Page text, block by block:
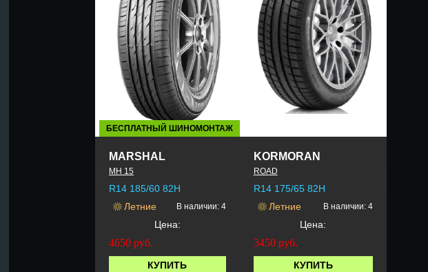
БЕСПЛАТНЫЙ ШИНОМОНТАЖ
MARSHAL
MH 15
R14 185/60 82H
Летние
В наличии: 4
Цена:
4650руб.
КУПИТЬ
KORMORAN
ROAD
R14 175/65 82H
Летние
В наличии: 4
Цена:
3450 руб.
КУПИТЬ